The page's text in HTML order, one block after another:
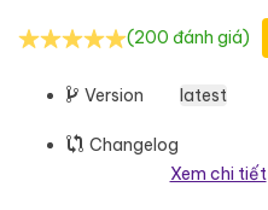
(200 đánh giá)
Version latest
Changelog
Xem chi tiết